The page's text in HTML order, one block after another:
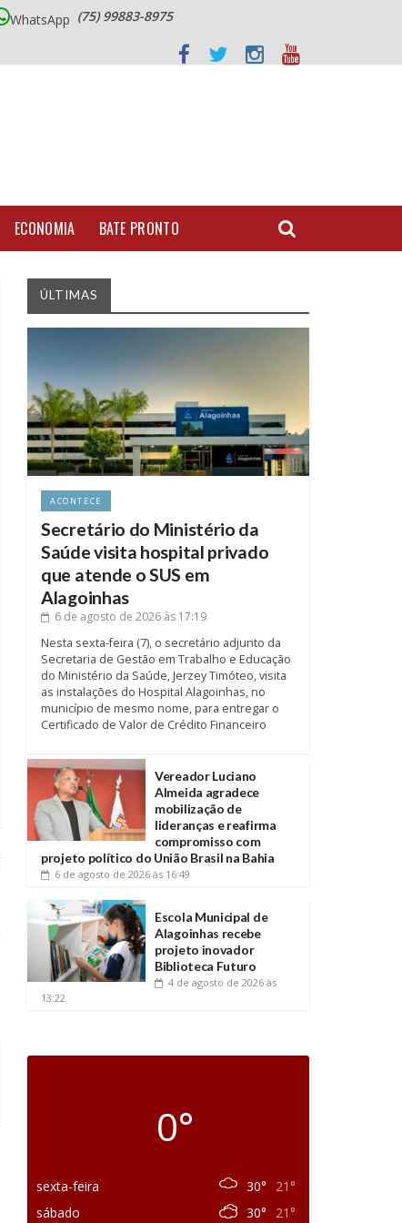
WhatsApp (75) 99883-8975
ECONOMIA BATE PRONTO
ÚLTIMAS
ACONTECE
Secretário do Ministério da
Saúde visita hospital privado
que atende o SUS em
Alagoinhas
6 de agosto de 2026 às 17:19
Nesta sexta-feira (7), o secretário adjunto da
Secretaria de Gestão em Trabalho e Educação
do Ministério da Saúde, Jerzey Timóteo, visita
as instalações do Hospital Alagoinhas, no
município de mesmo nome, para entregar o
Certificado de Valor de Crédito Financeiro
Vereador Luciano
Almeida agradece
mobilização de
lideranças e reafirma
compromisso com
projeto político do União Brasil na Bahia
6 de agosto de 2026 às 16:49
Escola Municipal de
Alagoinhas recebe
projeto inovador
Biblioteca Futuro
4 de agosto de 2026 às
13:22
0°
sexta-feira 30°
21°
sábado
30° 21°